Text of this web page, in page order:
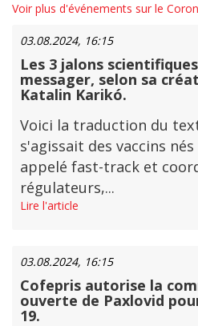
Voir plus d'événements sur le
03.08.2024, 16:15
Les 3 jalons
messager, selon sa
Katalin Karikó.
Voici la traduction du
s'agissait des vaccins
appelé fast-track et
régulateurs,...
Lire l'article
03.08.2024, 16:15
Cofepris autorise la
ouverte de Paxlovid
19.